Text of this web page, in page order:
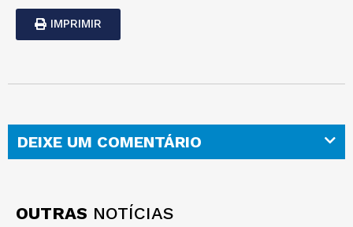
IMPRIMIR
DEIXE UM COMENTÁRIO
OUTRAS NOTÍCIAS